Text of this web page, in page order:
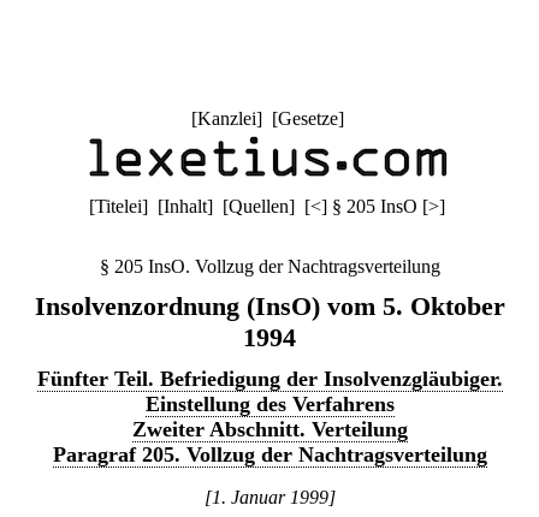
[Kanzlei] [Gesetze]
[Titelei] [Inhalt] [Quellen] [<] § 205 InsO [>]
§ 205 InsO. Vollzug der Nachtragsverteilung
Insolvenzordnung (InsO) vom 5. Oktober
1994
Fünfter Teil. Befriedigung der Insolvenzgläubiger.
Einstellung des Verfahrens
Zweiter Abschnitt. Verteilung
Paragraf 205. Vollzug der Nachtragsverteilung
[1. Januar 1999]